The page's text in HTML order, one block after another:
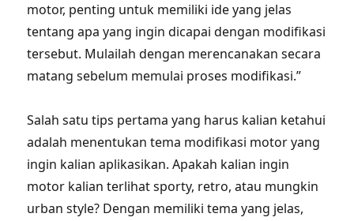
motor, penting untuk memiliki ide yang jelas
tentang apa yang ingin dicapai dengan modifikasi
tersebut. Mulailah dengan merencanakan secara
matang sebelum memulai proses modifikasi.”
Salah satu tips pertama yang harus kalian ketahui
adalah menentukan tema modifikasi motor yang
ingin kalian aplikasikan. Apakah kalian ingin
motor kalian terlihat sporty, retro, atau mungkin
urban style? Dengan memiliki tema yang jelas,